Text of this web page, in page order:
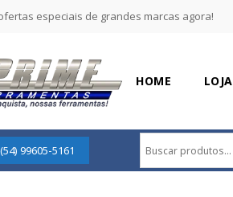
especiais de grandes marcas agora!
HOME LOJA
(54) 99605-5161